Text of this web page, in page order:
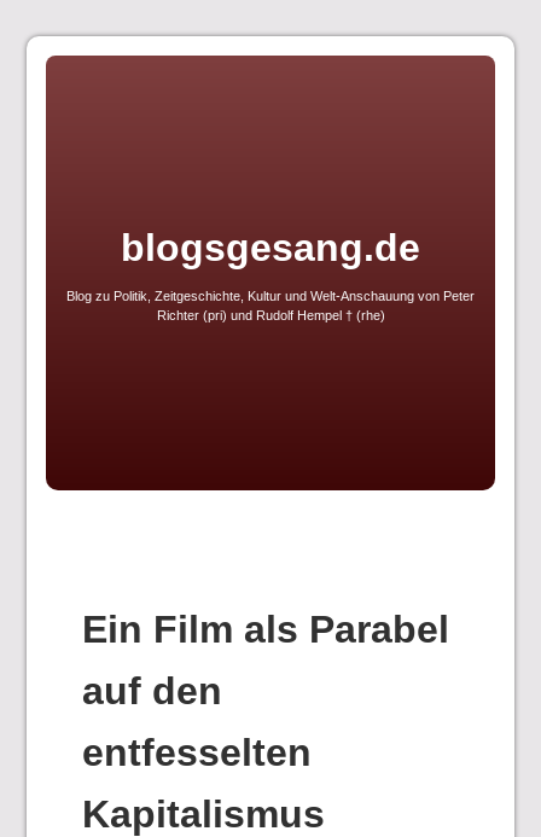
Skip
blogsgesang.de
Blog zu Politik, Zeitgeschichte, Kultur und Welt-Anschauung von Peter
Richter (pri) und Rudolf Hempel † (rhe)
Ein Film als Parabel
auf den
entfesselten
Kapitalismus